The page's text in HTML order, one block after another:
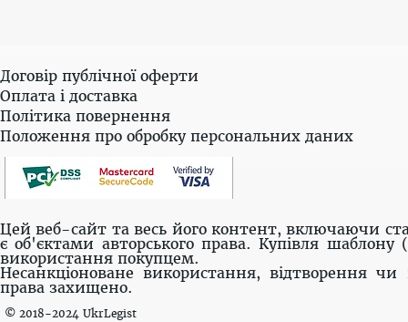
Договір публічної оферти
Оплата і доставка
Політика повернення
Положення про обробку персональних даних
Цей веб-сайт та весь його контент, включаючи
є об'єктами авторського права. Купівля шаблону
використання покупцем.
Несанкціоноване використання, відтворення
права захищено.
© 2018-2024 UkrLegist